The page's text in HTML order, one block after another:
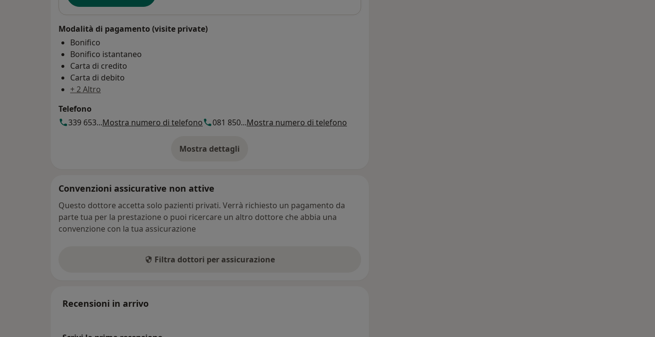
Modalità di pagamento (visite private)
Bonifico
Bonifico istantaneo
Carta di credito
Carta di debito
+ 2 Altro
Telefono
339 653...Mostra numero di telefono 081 850...Mostra numero di telefono
Mostra dettagli
sull'indirizzo
Convenzioni assicurative non attive
Questo dottore accetta solo pazienti privati. Verrà richiesto un pagamento da
parte tua per la prestazione o puoi ricercare un altro dottore che abbia una
convenzione con la tua assicurazione
Filtra dottori per assicurazione
Recensioni in arrivo